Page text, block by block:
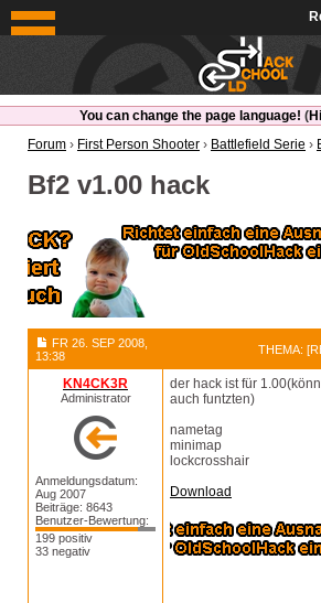
OldSchoolHack
You can change the page language! (
Forum › First Person Shooter › Battlefield Serie ›
Bf2 v1.00 hack
FR 26. SEP 2008,
13:38
THEMA:
KN4CK3R
Administrator
Anmeldungsdatum:
Aug 2007
Beiträge: 8643
Benutzer-Bewertung:
199 positiv
33 negativ
der hack ist für
auch funtzten)
nametag
minimap
lockcrosshair
Download